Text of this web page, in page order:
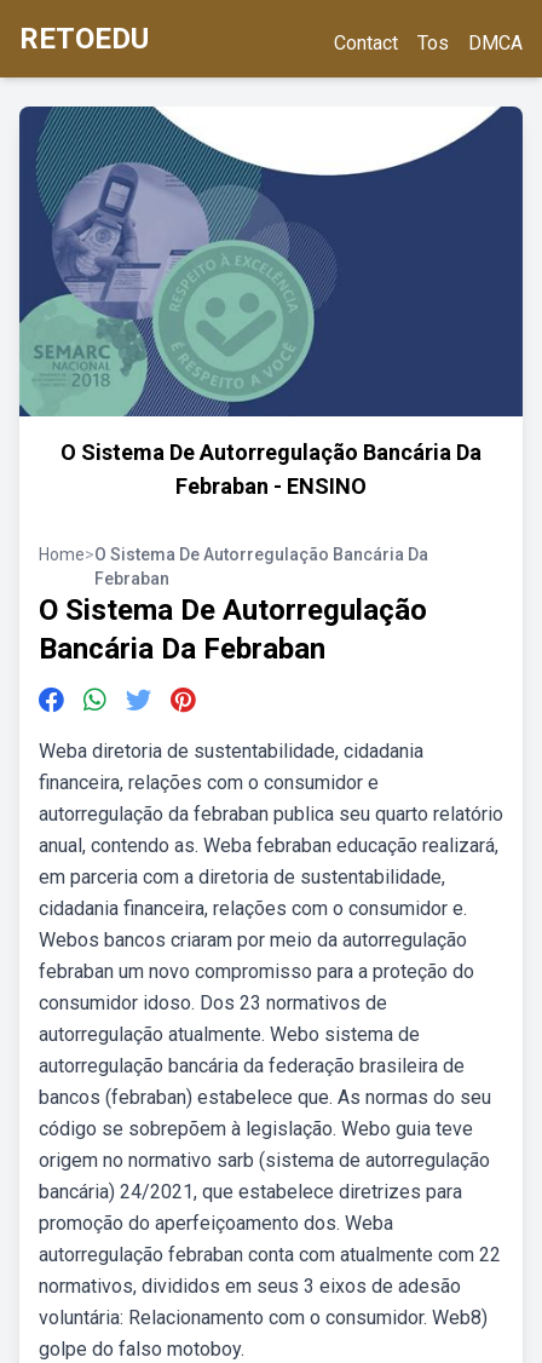
RETOEDU Contact Tos DMCA
O Sistema De Autorregulação Bancária Da
Febraban - ENSINO
Home>O Sistema De Autorregulação Bancária Da
Febraban
O Sistema De Autorregulação
Bancária Da Febraban
Weba diretoria de sustentabilidade, cidadania
financeira, relações com o consumidor e
autorregulação da febraban publica seu quarto relatório
anual, contendo as. Weba febraban educação realizará,
em parceria com a diretoria de sustentabilidade,
cidadania financeira, relações com o consumidor e.
Webos bancos criaram por meio da autorregulação
febraban um novo compromisso para a proteção do
consumidor idoso. Dos 23 normativos de
autorregulação atualmente. Webo sistema de
autorregulação bancária da federação brasileira de
bancos (febraban) estabelece que. As normas do seu
código se sobrepõem à legislação. Webo guia teve
origem no normativo sarb (sistema de autorregulação
bancária) 24/2021, que estabelece diretrizes para
promoção do aperfeiçoamento dos. Weba
autorregulação febraban conta com atualmente com 22
normativos, divididos em seus 3 eixos de adesão
voluntária: Relacionamento com o consumidor. Web8)
golpe do falso motoboy.